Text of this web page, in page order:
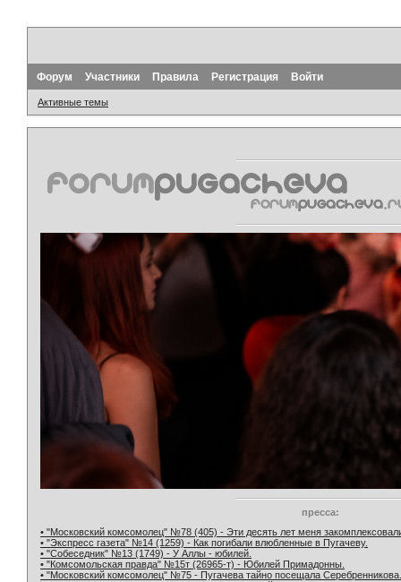
Форум Участники Правила Регистрация Войти
Активные темы
пресса:
• "Московский комсомолец" №78 (405) - Эти десять лет меня
• "Экспресс газета" №14 (1259) - Как погибали влюбленные в Пугачеву.
• "Собеседник" №13 (1749) - У Аллы - юбилей.
• "Комсомольская правда" №15т (26965-т) - Юбилей Примадонны.
• "Московский комсомолец" №75 - Пугачева тайно посещала Серебренникова.